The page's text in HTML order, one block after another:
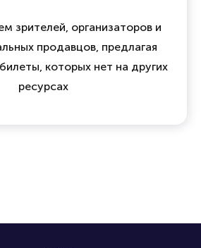
зрителей, организаторов и
продавцов, предлагая
которых нет на других
ресурсах